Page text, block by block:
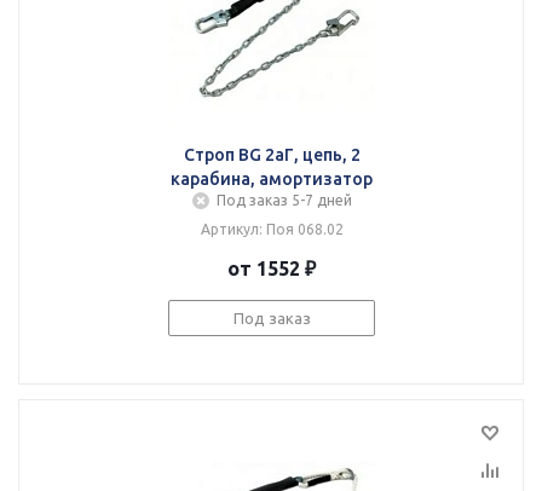
Строп BG 2аГ, цепь, 2
карабина, амортизатор
Под заказ 5-7 дней
Артикул: Поя 068.02
от 1552 ₽
Под заказ